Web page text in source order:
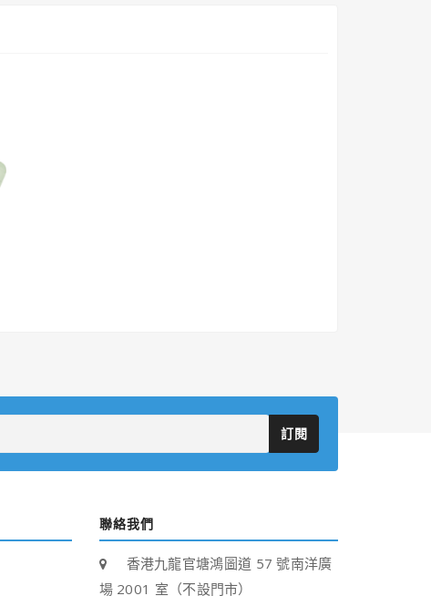
訂閱
聯絡我們
香港九龍官塘鴻圖道 57 號南洋廣
場 2001 室（不設門市）